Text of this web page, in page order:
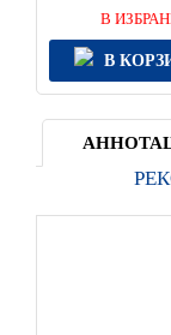
В
В